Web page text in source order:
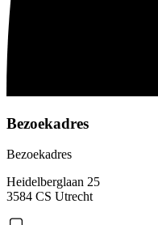
Bezoekadres
Bezoekadres
Heidelberglaan 25
3584 CS Utrecht